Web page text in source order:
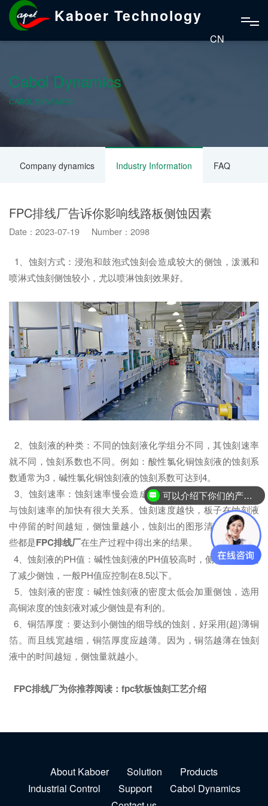
Kaboer Technology
CN
Cabol Dynamics
CABOL DYNAMICS
Company dynamics Industry Information FAQ
FPC排线厂告诉你影响线路板侧蚀因素
Date：2023-07-19 Number：2098
1、蚀刻方式：浸泡和鼓泡式蚀刻会造成较大的侧蚀，泼溅和
喷淋式蚀刻侧蚀较小，尤以喷淋蚀刻效果好。
2、蚀刻液的种类：不同的蚀刻液化学组分不同，其蚀刻速率
就不同，蚀刻系数也不同。例如：酸性氯化铜蚀刻液的蚀刻系
数通常为3，碱性氯化铜蚀刻液的蚀刻系数可达到4。
3、蚀刻速率：蚀刻速率慢会造成严重侧蚀。蚀刻质量的提高
与蚀刻速率的加快有很大关系。蚀刻速度越快，板子在蚀刻液
中停留的时间越短，侧蚀量越小，蚀刻出的图形清晰整齐，这
些都是FPC排线厂在生产过程中得出来的结果。
4、蚀刻液的PH值：碱性蚀刻液的PH值较高时，侧蚀增大。为
了减少侧蚀，一般PH值应控制在8.5以下。
5、蚀刻液的密度：碱性蚀刻液的密度太低会加重侧蚀，选用
高铜浓度的蚀刻液对减少侧蚀是有利的。
6、铜箔厚度：要达到小侧蚀的细导线的蚀刻，好采用(超)薄铜
箔。而且线宽越细，铜箔厚度应越薄。因为，铜箔越薄在蚀刻
液中的时间越短，侧蚀量就越小。
FPC排线厂为你推荐阅读： fpc软板蚀刻工艺介绍
About Kaboer Solution
Products
Industrial Control
Support
Cabol Dynamics
可以介绍下你们的产品么？